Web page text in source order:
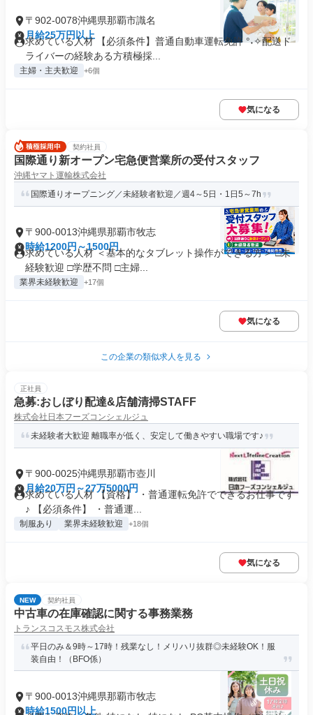
〒902-0078沖縄県那覇市識名
月給25万円以上
求めている人材 【必須条件】普通自動車運転免許 °˖✧配送ド
ライバーの経験ある方積極採...
主婦・主夫歓迎 +6個
気になる
契約社員
国際通り新オープン宅急便営業所の受付スタッフ
沖縄ヤマト運輸株式会社
国際通りオープニング／未経験者歓迎／週4～5日・1日5～7h
〒900-0013沖縄県那覇市牧志
時給1200円～1500円
求めている人材 ＜基本的なタブレット操作ができる方＞ □未
経験歓迎 □学歴不問 □主婦...
業界未経験歓迎 +17個
気になる
この企業の類似求人を見る
正社員
急募:おしぼり配達&店舗清掃STAFF
株式会社日本フーズコンシェルジュ
未経験者大歓迎 離職率が低く、安定して働きやすい職場です♪
〒900-0025沖縄県那覇市壺川
月給20万円～27万5000円
求めている人材 【資格】 ・普通運転免許でできるお仕事です
♪ 【必須条件】 ・普通運...
制服あり 業界未経験歓迎 +18個
気になる
NEW 契約社員
中古車の在庫確認に関する事務業務
トランスコスモス株式会社
平日のみ＆9時～17時！残業なし！メリハリ抜群◎未経験OK！服
装自由！（BFO係）
〒900-0013沖縄県那覇市牧志
時給1500円以上